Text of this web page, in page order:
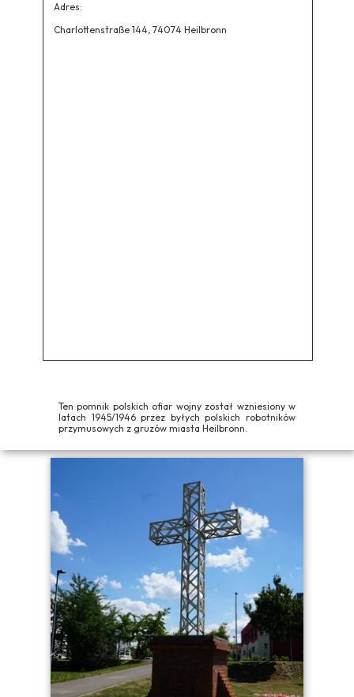
Adres:
Charlottenstraße 144, 74074 Heilbronn
Ten pomnik polskich ofiar wojny został wzniesiony w
latach 1945/1946 przez byłych polskich robotników
przymusowych z gruzów miasta Heilbronn.
Zgoda na pliki cookie
Cookies to małe pliki danych, które są przechowywane na Twoim
urządzeniu podczas przeglądania stron internetowych. Używamy ich
do poprawy działania serwisu, personalizacji treści, oraz analizy ruchu
na stronie.
Zezwól na wszystkie